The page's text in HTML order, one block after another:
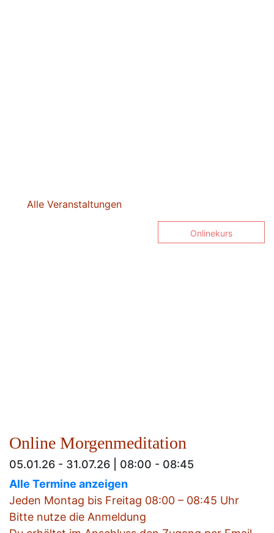
Alle Veranstaltungen
Onlinekurs
Online Morgenmeditation
05.01.26 - 31.07.26 | 08:00 - 08:45
Alle Termine anzeigen
Jeden Montag bis Freitag 08:00 – 08:45 Uhr
Bitte nutze die Anmeldung